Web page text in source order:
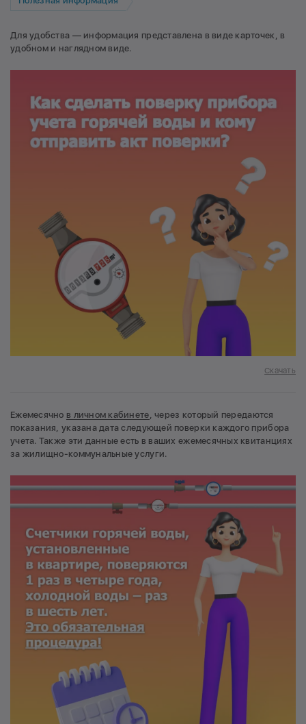
Для удобства — информация представлена в виде карточек, в
удобном и наглядном виде.
Скачать
Ежемесячно в личном кабинете , через который передаются
показания, указана дата следующей поверки каждого прибора
учета. Также эти данные есть в ваших ежемесячных квитанциях
за жилищно-коммунальные услуги.